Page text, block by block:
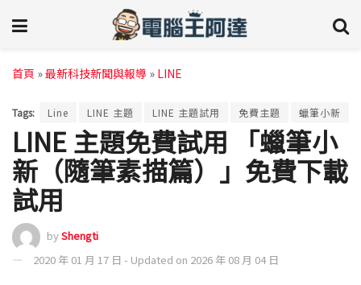
首頁 »最新科技新聞與報導 » LINE
Tags: Line LINE 主題 LINE 主題試用 免費主題 蠟筆小新
LINE 主題免費試用 「蠟筆小
新（隨筆素描篇）」免費下載
試用
byShengti
2020 年 01 月 17 日 - Updated on 2026 年 08 月 04 日